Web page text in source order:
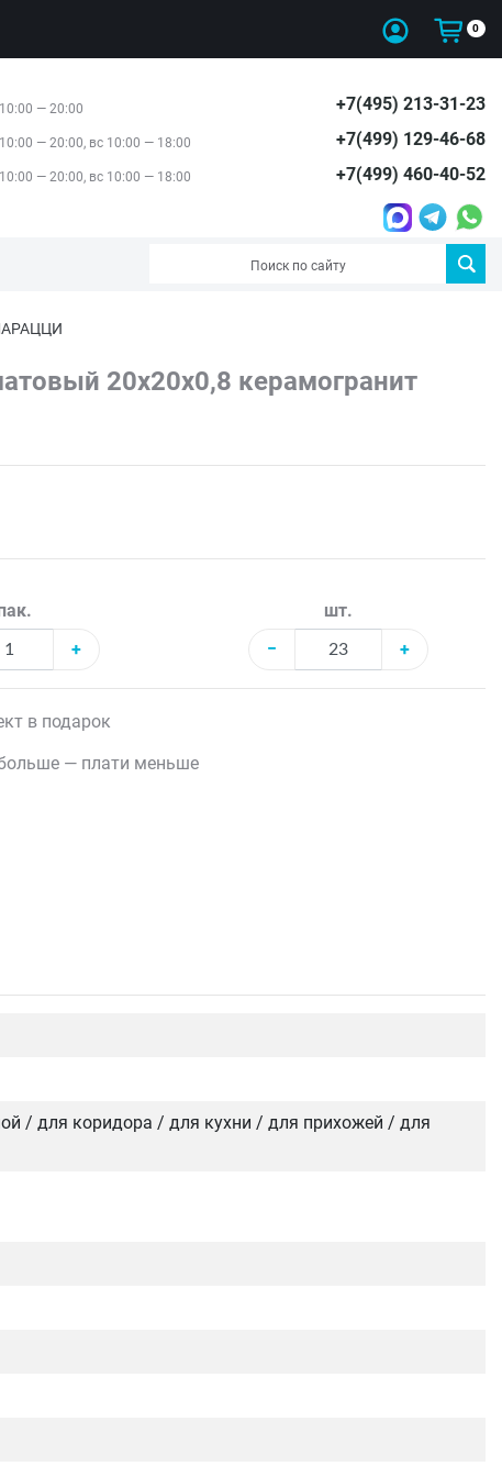
0
— 20:00
— 20:00, вс 10:00 — 18:00
— 20:00, вс 10:00 — 18:00
+7(495) 213-31-23
+7(499) 129-46-68
+7(499) 460-40-52
20x20x0,8 керамогранит
+
шт.
−
+
в подарок
— плати меньше
/ для коридора / для кухни / для прихожей / для